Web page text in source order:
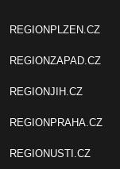
REGIONPLZEN.CZ
REGIONZAPAD.CZ
REGIONJIH.CZ
REGIONPRAHA.CZ
REGIONUSTI.CZ